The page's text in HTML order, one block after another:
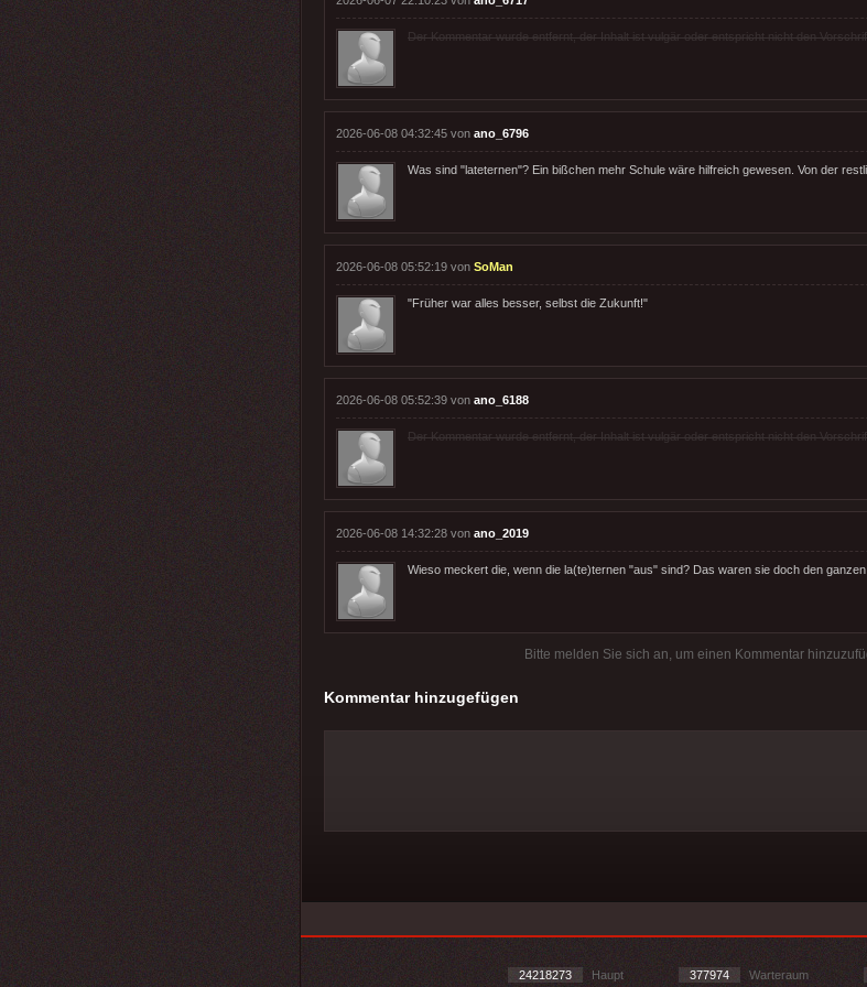
Der Kommentar wurde entfernt, der Inhalt ist vulgär oder entspricht nicht den
2026-06-08 04:32:45 von ano_6796
Was sind "lateternen"? Ein bißchen mehr Schule wäre hilfreich gewesen. Von der
2026-06-08 05:52:19 von SoMan
"Früher war alles besser, selbst die Zukunft!"
2026-06-08 05:52:39 von ano_6188
Der Kommentar wurde entfernt, der Inhalt ist vulgär oder entspricht nicht den
2026-06-08 14:32:28 von ano_2019
Wieso meckert die, wenn die la(te)ternen "aus" sind? Das waren sie doch den ganzen
Bitte melden Sie sich an, um einen Kommentar
Kommentar hinzugefügen
24218273 Haupt 377974 Warteraum